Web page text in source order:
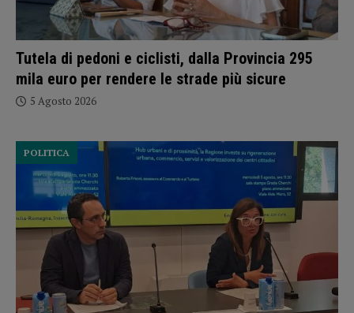
Tutela di pedoni e ciclisti, dalla Provincia 295
mila euro per rendere le strade più sicure
5 Agosto 2026
POLITICA